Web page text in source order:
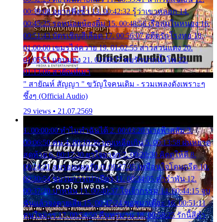
00:39:08 อยากฟังซ้ำ 13. 00:42:32 รู้ว่าเขาหลอก 14.
00:45:25 รอหน่อยน้องติ๋ม 15. 00:48:56 เรือล่มในหนอง 16.
00:51:43 บัตรเชิญสีเลือด 17. 00:56:07 อดีตรักโรงทอ 18.
01:00:00 เขมรไล่ควาย 19. 01:02:55 สาวสวนแตง 20.
01:05:51 แอบมอง 21. 01:09:27 พบรักปากน้ำโพ 22.
01:13:06 สายัณห์เมา
" สายัณห์ สัญญา " ขวัญใจคนเดิม - รวมเพลงดังเพราะๆ
ซึ้งๆ (Official Audio)
29 views • 21.07.2569
1. 00:00:00 ทำไมทำฉันได้ 2. 00:03:20 นางฟ้าสลัม 3.
00:06:50 คน 4. 00:10:36 บุญเหลือเกิน 5. 00:13:58 ฝนหยาด
สุดท้าย 6. 00:17:30 ยาใจยาจก 7. 00:20:30 คิดดูให้ดี 8.
00:24:21 ลบรอยแผลรัก 9. 00:27:35 เหมือนใจโดนกรีด 10.
00:30:54 ขบวนการเปาเปียว 11. 00:34:05 คำรำพัน 12.
00:37:20 ปาหนัน 13. 00:40:37 ใจเจ้ากรรม 14. 00:44:15 จูบ
ฉันแล้วจงตายเสีย 15. 00:47:24 ขอสูมาเต๊อะ 16. 00:51:11
คนใจมาร 17. 00:54:50 คืนทรมาน 18. 00:58:25 รักนี้สีดำ